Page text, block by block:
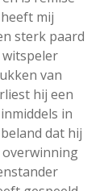
mij
sterk paard
witspeler
van
hij een
in
dat hij
overwinning